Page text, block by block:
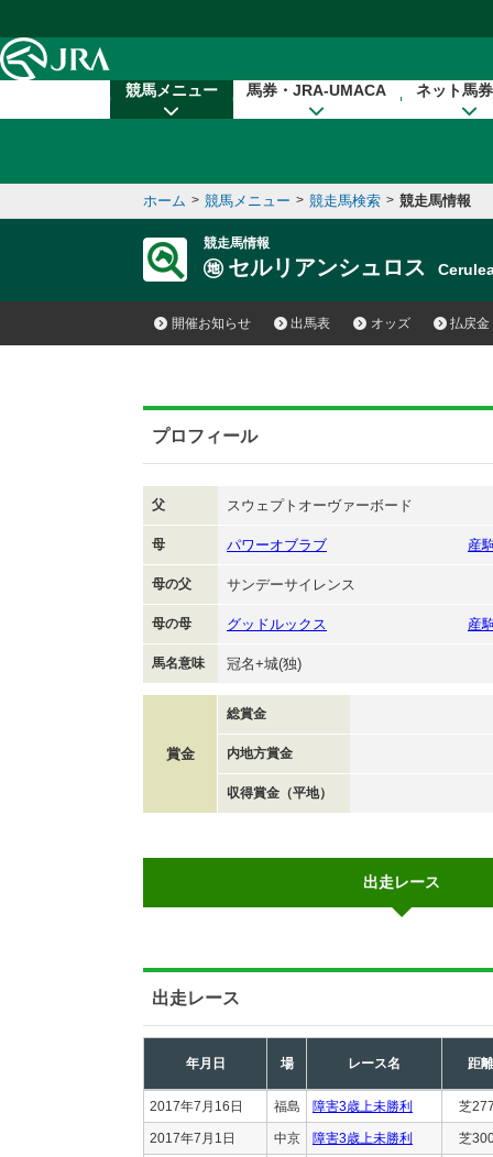
競馬メニュー 馬券・JRA-UMACA ネット馬
ホーム > 競馬メニュー > 競走馬検索 > 競走馬情報
競走馬情報
セルリアンシュロス
開催お知らせ 出馬表 オッズ 払戻金
プロフィール
父 スウェプトオーヴァーボード
母 パワーオブラブ 産
母の父 サンデーサイレンス
母の母 グッドルックス 産
馬名意味 冠名+城(独)
賞金
総賞金
内地方賞金
収得賞金（平地）
出走レース
出走レース
年月日 場 レース名 距離
2017年7月16日 福島 障害3歳上未勝利 芝
2017年7月1日 中京 障害3歳上未勝利 芝